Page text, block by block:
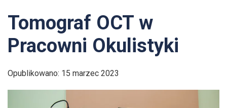
Tomograf OCT w
Pracowni Okulistyki
Opublikowano: 15 marzec 2023